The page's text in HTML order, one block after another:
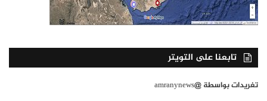
تابعنا على التويتر
تغريدات بواسطة @amranynews